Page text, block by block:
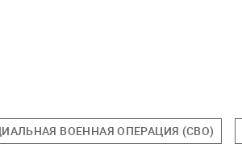
ВОЕННАЯ ОПЕРАЦИЯ (СВО)